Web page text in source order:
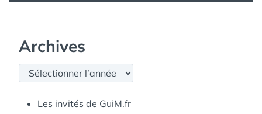
Archives
Archives
Les invités de GuiM.fr